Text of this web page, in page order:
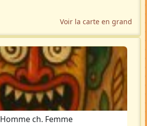
Voir la carte en grand
Homme ch. Femme